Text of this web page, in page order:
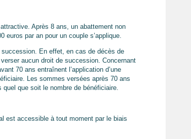
Après 8 ans, un abattement non
euros par an pour un couple s’applique.
En effet, en cas de décès de
aucun droit de succession. Concernant
70 ans entraînent l’application d’une
Les sommes versées après 70 ans
quel que soit le nombre de bénéficiaire.
est accessible à tout moment par le biais